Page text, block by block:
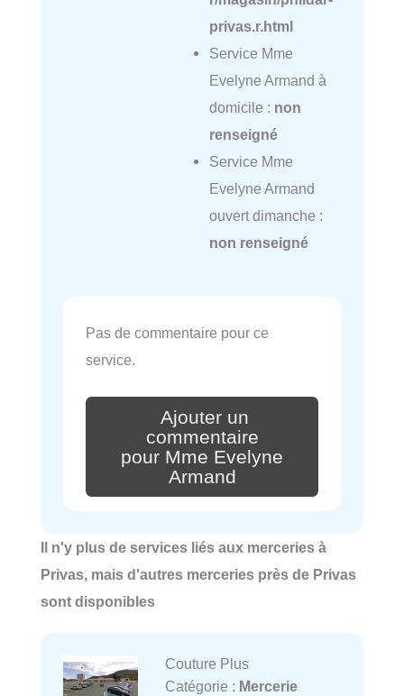
privas.r.html
Service Mme
Evelyne Armand à
domicile : non
renseigné
Service Mme
Evelyne Armand
ouvert dimanche :
non renseigné
Pas de commentaire pour ce
service.
Ajouter un
commentaire
pour Mme Evelyne
Armand
Il n'y plus de services liés aux merceries à
Privas, mais d'autres merceries près de Privas
sont disponibles
Couture Plus
Catégorie : Mercerie